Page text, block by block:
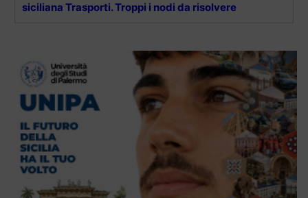
siciliana Trasporti. Troppi i nodi da risolvere